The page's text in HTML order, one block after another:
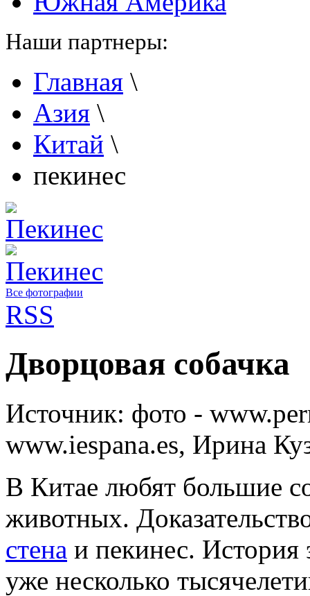
Наши партнеры:
Главная \
Азия \
Китай \
пекинес
Все фотографии
RSS
Дворцовая собачка
Источник: фото -
www.iespana.es, Ирина
В Китае любят большие
животных.
стена и пекинес. История
уже несколько